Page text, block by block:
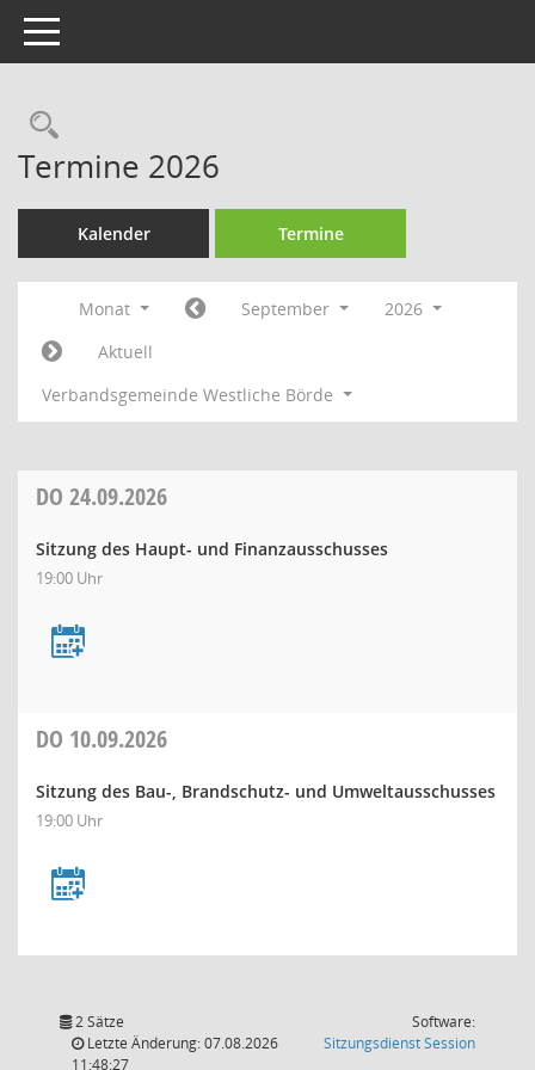
Toggle navigation
Rechercheauswahl
Termine 2026
Kalender Termine
Monat September
2026
Aktuell
Verbandsgemeinde Westliche Börde
DO 24.09.2026
Sitzung des Haupt- und Finanzausschusses
19:00 Uhr
DO 10.09.2026
Sitzung des Bau-, Brandschutz- und Umweltausschusses
19:00 Uhr
2 Sätze
Letzte Änderung: 07.08.2026
11:48:27
Software:
SitzungsdienstSession(Wird in